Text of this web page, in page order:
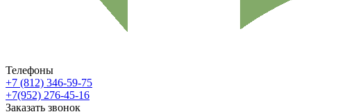
Телефоны
+7 (812) 346-59-75
+7(952) 276-45-16
Заказать звонок